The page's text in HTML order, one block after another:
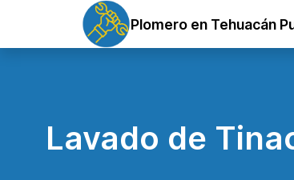
Plomero en Tehuacán
Lavado de